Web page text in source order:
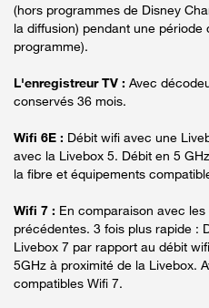
(hors programmes de Disney
la diffusion) pendant une période
programme).
L'enregistreur TV : Avec
conservés 36 mois.
Wifi 6E : Débit wifi avec une
avec la Livebox 5. Débit en 5
la fibre et équipements
Wifi 7 : En comparaison avec
précédentes. 3 fois plus rapide :
Livebox 7 par rapport au débit
5GHz à proximité de la Livebox.
compatibles Wifi 7.